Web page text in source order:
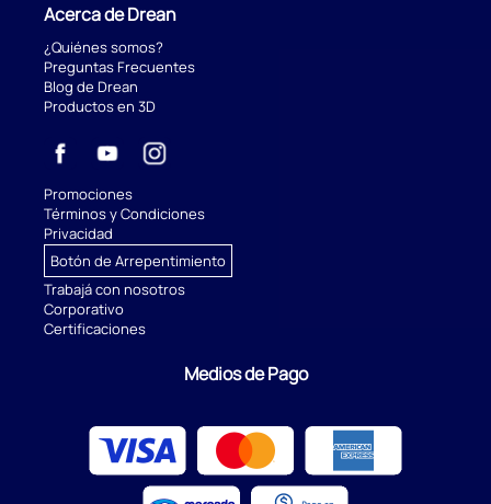
Acerca de Drean
¿Quiénes somos?
Preguntas Frecuentes
Blog de Drean
Productos en 3D
Promociones
Términos y Condiciones
Privacidad
Botón de Arrepentimiento
Trabajá con nosotros
Corporativo
Certificaciones
Medios de Pago